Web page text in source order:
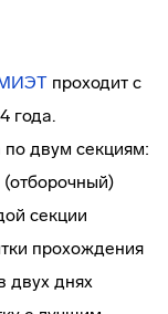
МИЭТ проходит с
года.
по двум секциям:
секции
прохождения
двух днях